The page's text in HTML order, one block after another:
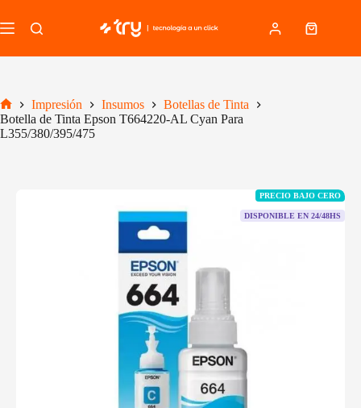
al
contenido
Carro
Inicio
Impresión Insumos
Botellas de Tinta
Botella de Tinta Epson T664220-AL Cyan Para
L355/380/395/475
PRECIO BAJO CERO
DISPONIBLE EN 24/48HS